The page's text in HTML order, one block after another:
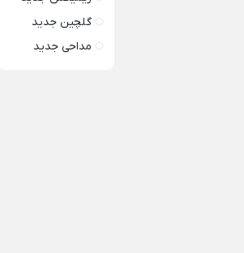
گلچین جدید
مداحی جدید